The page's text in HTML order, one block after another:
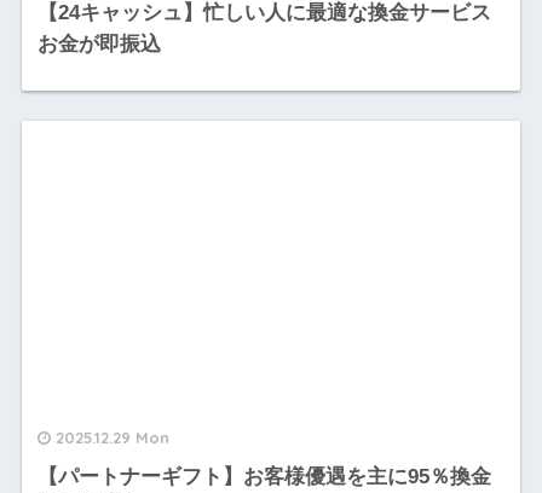
【24キャッシュ】忙しい人に最適な換金サービス
お金が即振込
2025.12.29 Mon
【パートナーギフト】お客様優遇を主に95％換金